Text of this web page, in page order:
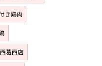
き鶏肉
葛西店